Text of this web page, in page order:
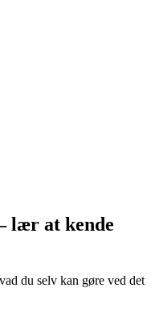
lær at kende
du selv kan gøre ved det